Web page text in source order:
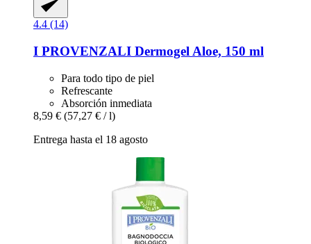
4.4 (14)
I PROVENZALI Dermogel Aloe, 150 ml
Para todo tipo de piel
Refrescante
Absorción inmediata
8,59 € (57,27 € / l)
Entrega hasta el 18 agosto